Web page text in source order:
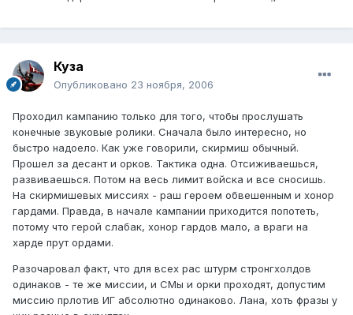
Куза
Опубликовано 23 ноября, 2006
Проходил кампанию только для того, чтобы прослушать
конечные звуковые ролики. Сначала было интересно, но
быстро надоело. Как уже говорили, скирмиш обычный.
Прошел за десант и орков. Тактика одна. Отсиживаешься,
развиваешься. Потом на весь лимит войска и все сносишь.
На скирмишевых миссиях - раш героем обвешенным и хонор
гардами. Правда, в начале кампании приходится попотеть,
потому что герой слабак, хонор гардов мало, а враги на
харде прут ордами.
Разочаровал факт, что для всех рас штурм стронгхолдов
одинаков - те же миссии, и СМы и орки проходят, допустим
миссию прлотив ИГ абсолютно одинаково. Лана, хоть фразы у